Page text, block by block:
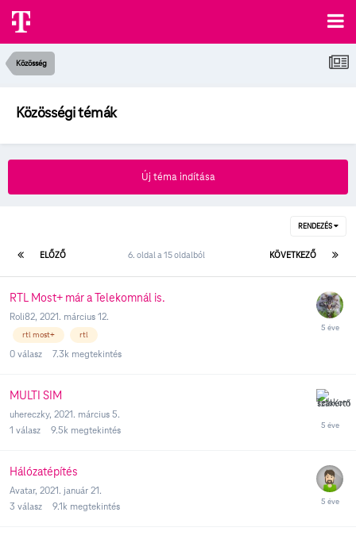
Közösség
Közösségi témák
Új téma indítása
RENDEZÉS
ELŐZŐ KÖVETKEZŐ
6. oldal a 15 oldalból
RTL Most+ már a Telekomnál is.
Roli82, 2021. március 12.
rtl most+ rtl
0 válasz 7.3k megtekintés
MULTI SIM
uhereczky, 2021. március 5.
1 válasz 9.5k megtekintés
Hálózatépítés
Avatar, 2021. január 21.
3 válasz 9.1k megtekintés